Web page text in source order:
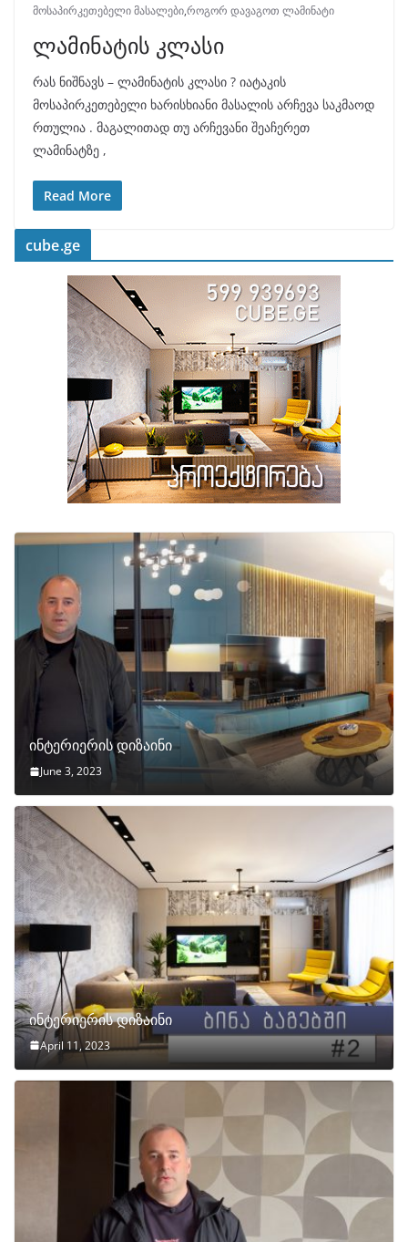
მოსაპირკეთებელი მასალები,როგორ დავაგოთ ლამინატი
ლამინატის კლასი
რას ნიშნავს – ლამინატის კლასი ? იატაკის
მოსაპირკეთებელი ხარისხიანი მასალის არჩევა საკმაოდ
რთულია . მაგალითად თუ არჩევანი შეაჩერეთ
ლამინატზე ,
Read More
cube.ge
ინტერიერის დიზაინი
June 3, 2023
ინტერიერის დიზაინი
April 11, 2023